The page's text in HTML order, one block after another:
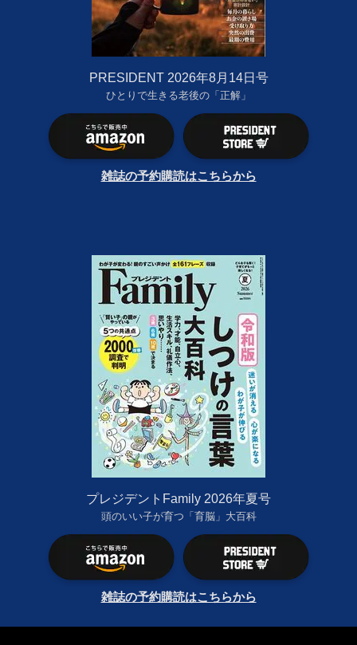
PRESIDENT 2026年8月14日号
ひとりで生きる老後の「正解」
雑誌の予約購読はこちらから
プレジデントFamily 2026年夏号
頭のいい子が育つ「育脳」大百科
雑誌の予約購読はこちらから